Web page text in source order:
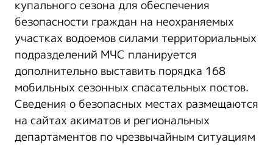
купального сезона для обеспечения
безопасности граждан на неохраняемых
участках водоемов силами территориальных
подразделений МЧС планируется
дополнительно выставить порядка 168
мобильных сезонных спасательных постов.
Сведения о безопасных местах размещаются
на сайтах акиматов и региональных
департаментов по чрезвычайным ситуациям